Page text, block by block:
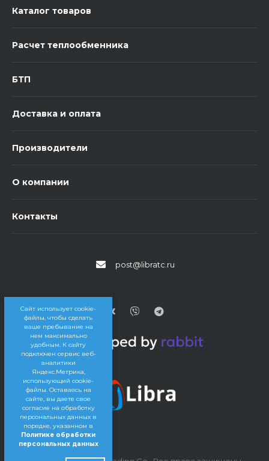
Сайт использует cookie-
файлы, чтобы сделать
ваше пребывание на
нем максимально
удобным. К cайту
подключен сервис веб-
аналитики
Яндекс.Метрика,
использующий cookie-
файлы. Оставаясь на
сайте, вы даете свое
согласие на обработку
персональных данных в
порядке, указанном в
Политике обработки
персональных данных
Каталог товаров
Расчет теплообменника
БТП
Доставка и оплата
Производители
О компании
Контакты
post@libratc.ru